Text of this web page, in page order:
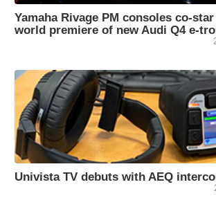
Yamaha Rivage PM consoles co-
world premiere of new Audi Q4 e-
Univista TV debuts with AEQ